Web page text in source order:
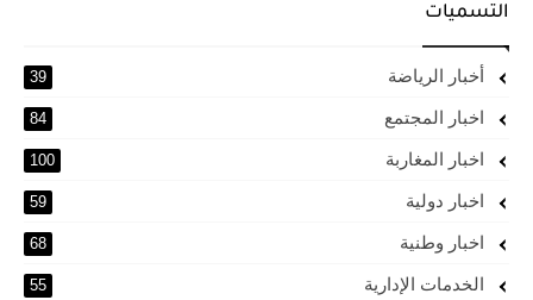
التسميات
أخبار الرياضة 39
اخبار المجتمع 84
اخبار المغاربة 100
اخبار دولية 59
اخبار وطنية 68
الخدمات الإدارية 55